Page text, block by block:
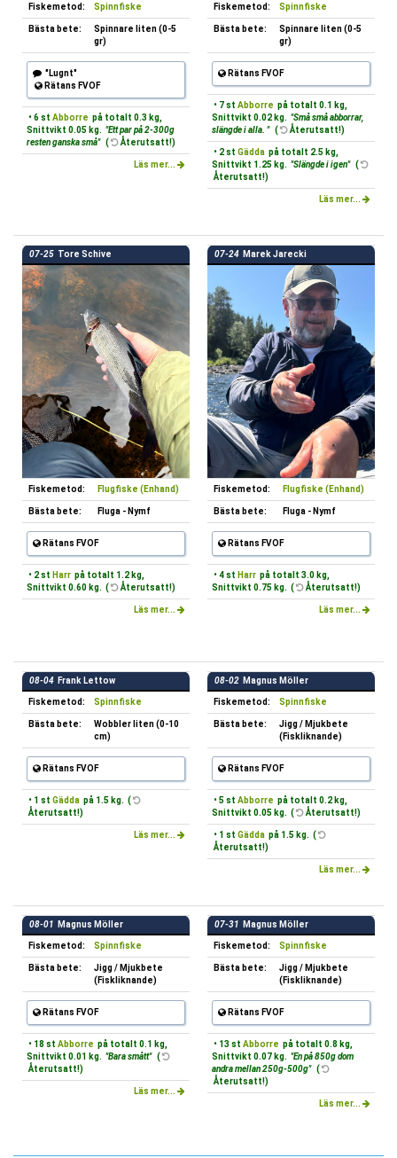
Fiskemetod: Spinnfiske
Bästa bete:
Spinnare liten (0-5
gr)
"Lugnt"
Rätans FVOF
• 6 st Abborre på totalt 0.3 kg,
Snittvikt 0.05 kg. "Ett par på 2-300g
resten ganska små" ( Återutsatt!)
Läs mer...
Fiskemetod: Spinnfiske
Bästa bete:
Spinnare liten (0-5
gr)
Rätans FVOF
• 7 st Abborre på totalt 0.1 kg,
Snittvikt 0.02 kg. "Små små abborrar,
slängde i alla. " ( Återutsatt!)
• 2 st Gädda på totalt 2.5 kg,
Snittvikt 1.25 kg. "Slängde i igen" (
Återutsatt!)
Läs mer...
07-25 Tore Schive
Fiskemetod: Flugfiske (Enhand)
Bästa bete: Fluga - Nymf
Rätans FVOF
• 2 st Harr på totalt 1.2 kg,
Snittvikt 0.60 kg. (
Återutsatt!)
Läs mer...
07-24 Marek Jarecki
Fiskemetod: Flugfiske (Enhand)
Bästa bete: Fluga - Nymf
Rätans FVOF
• 4 st Harr på totalt 3.0 kg,
Snittvikt 0.75 kg. (
Återutsatt!)
Läs mer...
08-04 Frank Lettow
Fiskemetod: Spinnfiske
Bästa bete:
Wobbler liten (0-10
cm)
Rätans FVOF
• 1 st Gädda på 1.5 kg. (
Återutsatt!)
Läs mer...
08-02 Magnus Möller
Fiskemetod: Spinnfiske
Bästa bete:
Jigg / Mjukbete
(Fiskliknande)
Rätans FVOF
• 5 st Abborre på totalt 0.2 kg,
Snittvikt 0.05 kg. (
Återutsatt!)
• 1 st Gädda på 1.5 kg. (
Återutsatt!)
Läs mer...
08-01 Magnus Möller
Fiskemetod: Spinnfiske
Bästa bete:
Jigg / Mjukbete
(Fiskliknande)
Rätans FVOF
• 18 st Abborre på totalt 0.1 kg,
Snittvikt 0.01 kg. "Bara smått" (
Återutsatt!)
Läs mer...
07-31 Magnus Möller
Fiskemetod: Spinnfiske
Bästa bete:
Jigg / Mjukbete
(Fiskliknande)
Rätans FVOF
• 13 st Abborre på totalt 0.8 kg,
Snittvikt 0.07 kg. "En på 850g dom
andra mellan 250g-500g" (
Återutsatt!)
Läs mer...